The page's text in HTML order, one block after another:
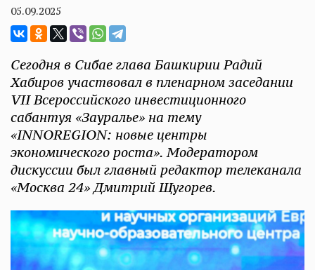
05.09.2025
Сегодня в Сибае глава Башкирии Радий
Хабиров участвовал в пленарном заседании
VII Всероссийского инвестиционного
сабантуя «Зауралье» на тему
«INNOREGION: новые центры
экономического роста». Модератором
дискуссии был главный редактор телеканала
«Москва 24» Дмитрий Щугорев.